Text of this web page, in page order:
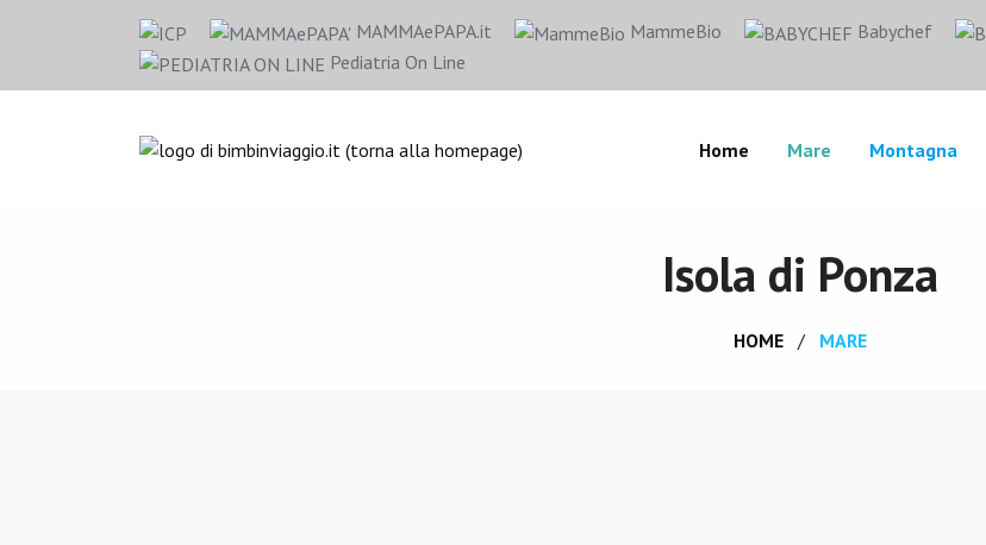
MAMMAePAPA.it MammeBio Babychef
Pediatria On Line
Home Mare Montagna
Isola di Ponza
HOME MARE